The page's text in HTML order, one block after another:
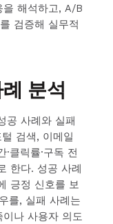
을 해석하고, A/B
검증해 실무적
분석
공 사례와 실패
검색, 이메일
클릭률·구독 전
한다. 성공 사례
긍정 신호를 보
를, 실패 사례는
나 사용자 의도